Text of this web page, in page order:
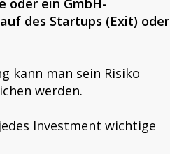
des Startups (Exit) oder
kann man sein Risiko
werden.
Investment wichtige